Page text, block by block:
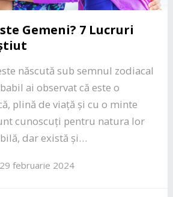
Gemeni? 7 Lucruri
născută sub semnul zodiacal
ai observat că este o
plină de viață și cu o minte
cunoscuți pentru natura lor
dar există și…
februarie 2024